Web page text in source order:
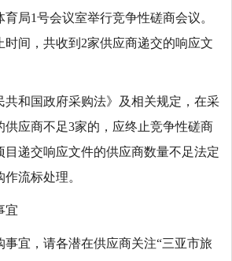
局1号会议室举行竞争性磋商会议。
时间，共收到2家供应商递交的响应文
共和国政府采购法》及相关规定，在采
供应商不足3家的，应终止竞争性磋商
目递交响应文件的供应商数量不足法定
流标处理。
宜
事宜，请各潜在供应商关注“三亚市旅